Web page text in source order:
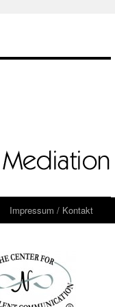
Impressum / Kontakt